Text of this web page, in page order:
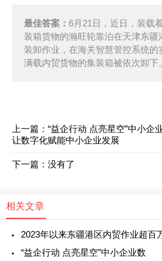
最佳答案： 6月21日，近日，装载
装箱货物的瀚旺轮靠泊在天津东
装卸作业，在海关智慧管控系统的
满载内贸货物的集装箱被依次卸下。
上一篇： “益企行动 点亮星空”中小企
让数字化赋能中小企业发展
下一篇：没有了
相关文章
2023年以来东疆港区内贸作业超百
“益企行动 点亮星空”中小企业数